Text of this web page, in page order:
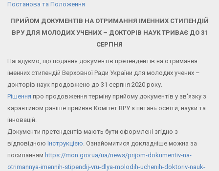
Постанова та Положення
ПРИЙОМ ДОКУМЕНТІВ НА ОТРИМАННЯ ІМЕННИХ СТИПЕНДІЙ
ВРУ ДЛЯ МОЛОДИХ УЧЕНИХ – ДОКТОРІВ НАУК ТРИВАЄ ДО 31
СЕРПНЯ
Нагадуємо, що подання документів претендентів на отримання
іменних стипендій Верховної Ради України для молодих учених –
докторів наук продовжено до 31 серпня 2020 року.
Рішення про продовження терміну прийому документів у зв'язку з
карантином раніше прийняв Комітет ВРУ з питань освіти, науки та
інновацій.
Документи претендентів мають бути оформлені згідно з
відповідною Інструкцією. Ознайомитися докладніше можна за
посиланням https://mon.gov.ua/ua/news/prijom-dokumentiv-na-
otrimannya-imennih-stipendij-vru-dlya-molodih-uchenih-doktoriv-nauk-